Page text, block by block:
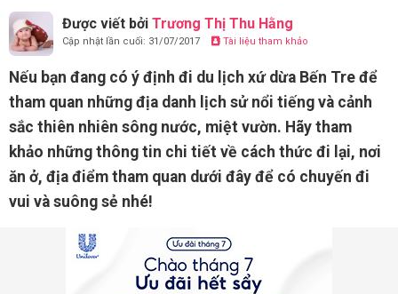
Được viết bởi Trương Thị Thu Hằng
Cập nhật lần cuối: 31/07/2017 Tài liệu tham khảo
Nếu bạn đang có ý định đi du lịch xứ dừa Bến Tre để
tham quan những địa danh lịch sử nổi tiếng và cảnh
sắc thiên nhiên sông nước, miệt vườn. Hãy tham
khảo những thông tin chi tiết về cách thức đi lại, nơi
ăn ở, địa điểm tham quan dưới đây để có chuyến đi
vui và suông sẻ nhé!